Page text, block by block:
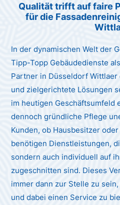
Qualität trifft auf faire
für die
In der dynamischen Welt der
Tipp-Topp Gebäudedienste
Partner in Düsseldorf
und zielgerichtete Lösungen
im heutigen Geschäftsumfeld
dennoch gründliche Pflege
Kunden, ob Hausbesitzer
benötigen Dienstleistungen,
sondern auch individuell auf
zugeschnitten sind. Dieses
immer dann zur Stelle zu
und dabei einen Service zu